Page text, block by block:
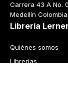
Carrera 43 A No.
Medellín Colombia
Librería
Quiénes somos
Librerías